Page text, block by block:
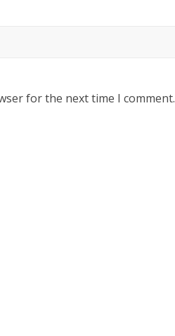
for the next time I comment.